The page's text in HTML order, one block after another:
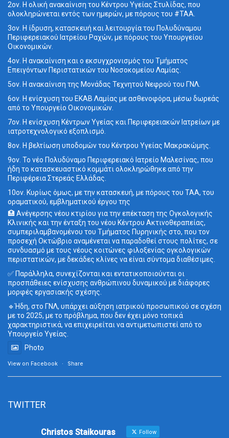
2ον. Η ολική ανακαίνιση του Κέντρου Υγείας Στυλίδας, που
ολοκληρώνεται εντός των ημερών, με πόρους του #ΤΑΑ.
3ον. Η ίδρυση, κατασκευή και λειτουργία του Πολυδύναμου
Περιφερειακού Ιατρείου Ραχών, με πόρους του Υπουργείου
Οικονομικών.
4ον. Η ανακαίνιση και ο εκσυγχρονισμός του Τμήματος
Επειγόντων Περιστατικών του Νοσοκομείου Λαμίας.
5ον. Η ανακαίνιση της Μονάδας Τεχνητού Νεφρού του ΓΝΛ.
6ον. Η ενίσχυση του ΕΚΑΒ Λαμίας με ασθενοφόρα, μέσω δωρεάς
από το Υπουργείο Οικονομικών.
7ον. Η ενίσχυση Κέντρων Υγείας και Περιφερειακών Ιατρείων με
ιατροτεχνολογικό εξοπλισμό.
8ον. Η βελτίωση υποδομών του Κέντρου Υγείας Μακρακώμης.
9ον. Το νέο Πολυδύναμο Περιφερειακό Ιατρείο Μαλεσίνας, που
ήδη το κατασκευαστικό κομμάτι ολοκληρώθηκε από την
Περιφέρεια Στερεάς Ελλάδας.
10ον. Κυρίως όμως, με την κατασκευή, με πόρους του ΤΑΑ, του
οραματικού, εμβληματικού έργου της
🏥 Ανέγερσης νέου κτιρίου για την επέκταση της Ογκολογικής
Κλινικής και την ένταξη του νέου Κέντρου Ακτινοθεραπείας,
συμπεριλαμβανομένου του Τμήματος Πυρηνικής στο, που τον
προσεχή Οκτώβριο αναμένεται να παραδοθεί στους πολίτες, σε
συνδυασμό με τους νέους κοιτώνες φιλοξενίας ογκολογικών
περιστατικών, με δεκάδες κλίνες να είναι σύντομα διαθέσιμες.
✅ Παράλληλα, συνεχίζονται και εντατικοποιούνται οι
προσπάθειες ενίσχυσης ανθρώπινου δυναμικού με διάφορες
μορφές εργασιακής σχέσης.
🔹Ήδη, στο ΓΝΛ, υπάρχει αύξηση ιατρικού προσωπικού σε σχέση
με το 2025, με το πρόβλημα, που δεν έχει μόνο τοπικά
χαρακτηριστικά, να επιχειρείται να αντιμετωπιστεί από το
Υπουργείο Υγείας.
Photo
View on Facebook · Share
TWITTER
Christos Staikouras Follow